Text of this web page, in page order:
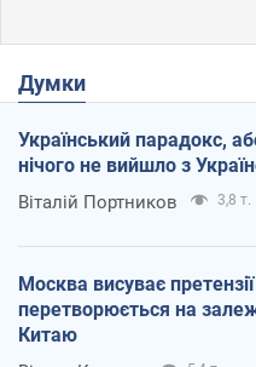
Думки
Український парадокс,
нічого не вийшло з
Віталій Портников 3,8 т.
Москва висуває
перетворюється на
Китаю